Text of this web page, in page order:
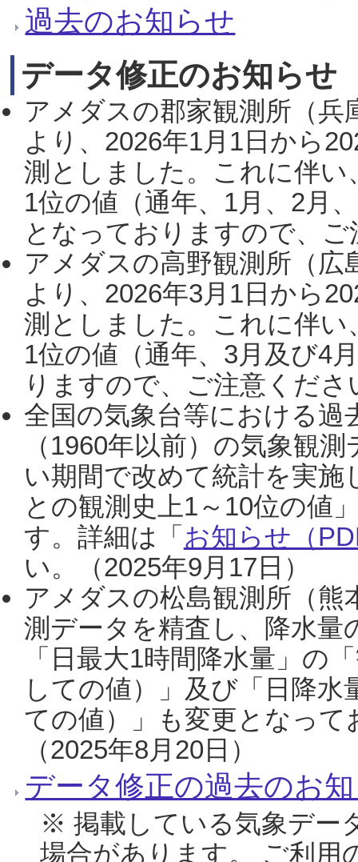
過去のお知らせ
データ修正のお知らせ
アメダスの郡家観測所（
より、2026年1月1日から
測としました。これに伴い
1位の値（通年、1月、2月
となっておりますので、
アメダスの高野観測所（
より、2026年3月1日から
測としました。これに伴い
1位の値（通年、3月及び4
りますので、ご注意くだ
全国の気象台等における過
（1960年以前）の気象観
い期間で改めて統計を実
との観測史上1～10位の値
す。詳細は「 お知らせ（
い。（2025年9月17日）
アメダスの松島観測所（熊
測データを精査し、降水
「日最大1時間降水量」の
しての値）」及び「日降
ての値）」も変更となっ
（2025年8月20日）
データ修正の過去のお
※ 掲載している気象デー
場合があります。 ご利用